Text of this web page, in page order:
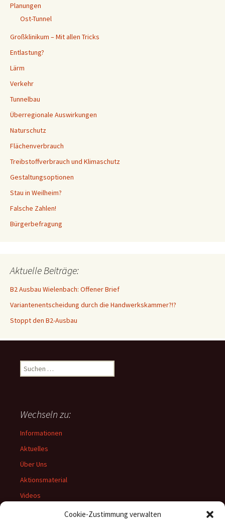
Cookie-Zustimmung verwalten
Planungen
Ost-Tunnel
Großklinikum – Mit allen Tricks
Entlastung?
Lärm
Verkehr
Tunnelbau
Überregionale Auswirkungen
Naturschutz
Flächenverbrauch
Treibstoffverbrauch und Klimaschutz
Gestaltungsoptionen
Stau in Weilheim?
Falsche Zahlen!
Bürgerbefragung
Aktuelle Beiträge:
B2 Ausbau Wielenbach: Offener Brief
Variantenentscheidung durch die Handwerkskammer?!?
Stoppt den B2-Ausbau
Suchen
nach:
Wechseln zu:
Informationen
Aktuelles
Über Uns
Aktionsmaterial
Videos